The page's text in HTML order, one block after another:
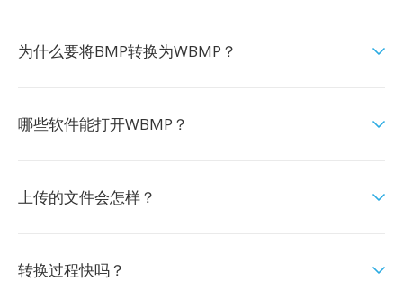
为什么要将BMP转换为WBMP？
哪些软件能打开WBMP？
上传的文件会怎样？
转换过程快吗？